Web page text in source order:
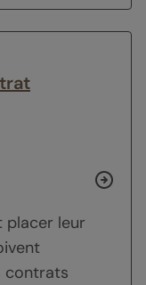
placer leur
contrats